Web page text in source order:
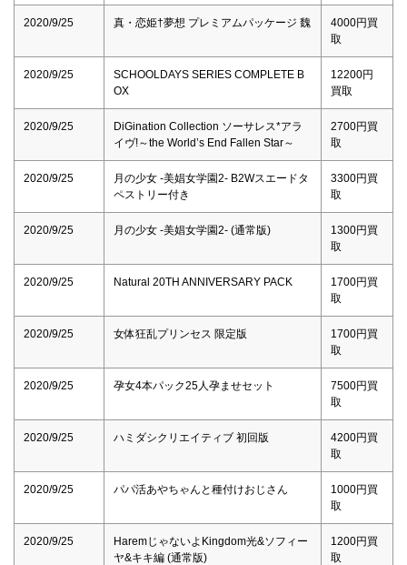
2020/9/25 真・恋姫†夢想 プレミアムパッケージ 魏
4000円買
取
2020/9/25
SCHOOLDAYS SERIES COMPLETE B
OX
12200円
買取
2020/9/25
DiGination Collection ソーサレス*アラ
イヴ!～the World’s End Fallen Star～
2700円買
取
2020/9/25
月の少女 -美娼女学園2- B2Wスエードタ
ペストリー付き
3300円買
取
2020/9/25 月の少女 -美娼女学園2- (通常版)
1300円買
取
2020/9/25 Natural 20TH ANNIVERSARY PACK
1700円買
取
2020/9/25 女体狂乱プリンセス 限定版
1700円買
取
2020/9/25 孕女4本パック25人孕ませセット
7500円買
取
2020/9/25 ハミダシクリエイティブ 初回版
4200円買
取
2020/9/25 パパ活あやちゃんと種付けおじさん
1000円買
取
2020/9/25
HaremじゃないよKingdom光&ソフィー
ヤ&キキ編 (通常版)
1200円買
取